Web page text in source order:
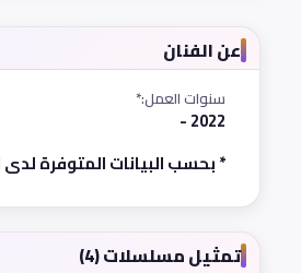
عن الفنان
سنوات العمل:*
2022 -
* بحسب البيانات المتوفرة لدى
تمثيل مسلسلات (4)